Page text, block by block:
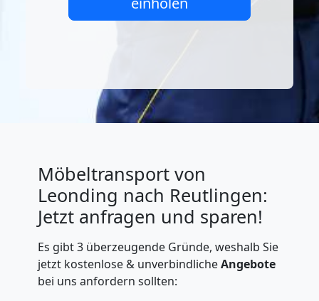
Möbeltransport von
Leonding nach Reutlingen:
Jetzt anfragen und sparen!
Es gibt 3 überzeugende Gründe, weshalb Sie
jetzt kostenlose & unverbindlicheAngebote
bei uns anfordern sollten: